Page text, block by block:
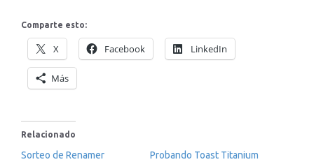
Comparte esto:
X Facebook LinkedIn
Más
Relacionado
Sorteo de Renamer
Probando Toast Titanium